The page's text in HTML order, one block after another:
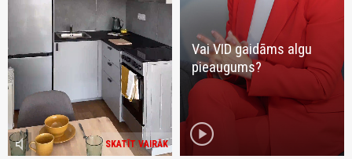
SKATĪT VAIRĀK
volume_mute
Vai VID gaidāms algu
pieaugums?
play_circle